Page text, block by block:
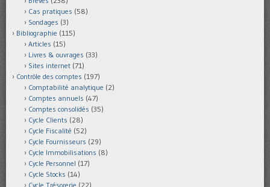
Cas pratiques (58)
Sondages (3)
Bibliographie (115)
Articles (15)
Livres & ouvrages (33)
Sites internet (71)
Contrôle des comptes (197)
Comptabilité analytique (2)
Comptes annuels (47)
Comptes consolidés (35)
Cycle Clients (28)
Cycle Fiscalité (52)
Cycle Fournisseurs (29)
Cycle Immobilisations (8)
Cycle Personnel (17)
Cycle Stocks (14)
Cycle Trésorerie (22)